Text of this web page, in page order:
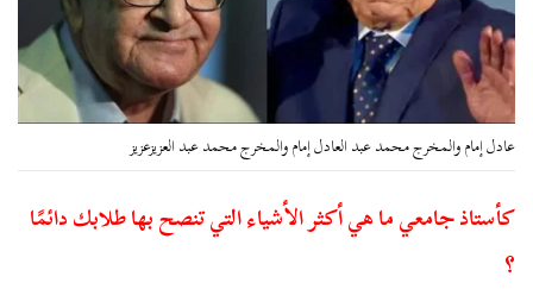
عادل إمام والمخرج محمد عبد العادل إمام والمخرج محمد عبد العزيزعزيز
كأستاذ جامعي ما هي أكثر الأشياء التي تنصح بها طلابك دائمًا
؟